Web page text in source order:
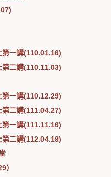
一講(110.01.16)
二講(110.11.03)
一講(110.12.29)
二講(111.04.27)
一講(111.11.16)
二講(112.04.19)
）